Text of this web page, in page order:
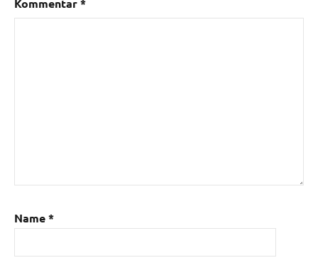
Kommentar*
Name*